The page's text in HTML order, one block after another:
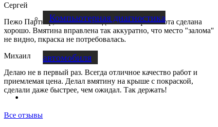
Компьютерная диагностика
автомобиля
Сергей
Пежо Партнер, вмятина на заднем бампере. Работа сделана
хорошо. Вмятина вправлена так аккуратно, что место "залома"
не видно, пкраска не потребовалась.
Михаил
Делаю не в первый раз. Всегда отличное качество работ и
приемлемая цена. Делал вмятину на крыше с покраской,
сделали даже быстрее, чем ожидал. Так держать!
Все отзывы